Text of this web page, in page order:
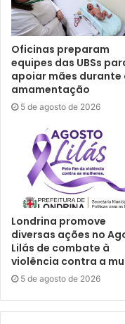
telhado e pintura
investimento nas
O valor da refeição
R$ 3,00 por almoço.
elaborados por
a sexta-feira, das 11h
A retomada do
contratada
preparo e
O novo contrato
totalizando 14 mil por
Oficinas preparam
equipes das UBSs
apoiar mães durante
amamentação
5 de agosto de 2026
Londrina promove
diversas ações no
Lilás de combate à
violência contra a
5 de agosto de 2026